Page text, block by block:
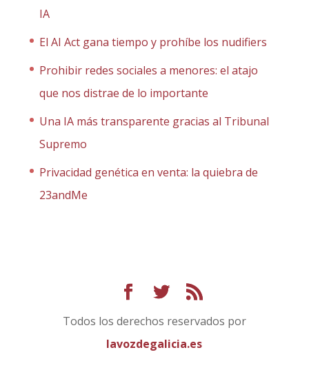
IA
El AI Act gana tiempo y prohíbe los nudifiers
Prohibir redes sociales a menores: el atajo
que nos distrae de lo importante
Una IA más transparente gracias al Tribunal
Supremo
Privacidad genética en venta: la quiebra de
23andMe
Todos los derechos reservados por
lavozdegalicia.es